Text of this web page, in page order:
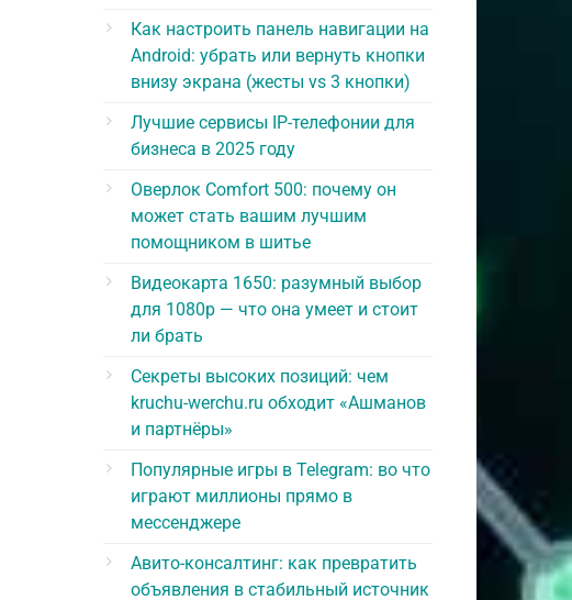
Как настроить панель навигации на
Android: убрать или вернуть кнопки
внизу экрана (жесты vs 3 кнопки)
Лучшие сервисы IP-телефонии для
бизнеса в 2025 году
Оверлок Comfort 500: почему он
может стать вашим лучшим
помощником в шитье
Видеокарта 1650: разумный выбор
для 1080p — что она умеет и стоит
ли брать
Секреты высоких позиций: чем
kruchu-werchu.ru обходит «Ашманов
и партнёры»
Популярные игры в Telegram: во что
играют миллионы прямо в
мессенджере
Авито-консалтинг: как превратить
объявления в стабильный источник